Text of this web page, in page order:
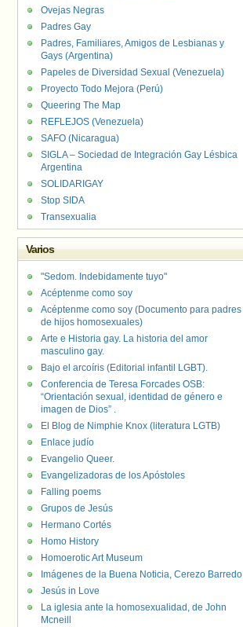
Ovejas Negras
Padres Gay
Padres, Familiares, Amigos de Lesbianas y
Gays (Argentina)
Papeles de Diversidad Sexual (Venezuela)
Proyecto Todo Mejora (Perú)
Queering The Map
REFLEJOS (Venezuela)
SAFO (Nicaragua)
SIGLA – Sociedad de Integración Gay Lésbica
Argentina
SOLIDARIGAY
Stop SIDA
Transexualia
Varios
"Sedom. Indebidamente tuyo"
Acéptenme como soy
Acéptenme como soy (Documento para padres
de hijos homosexuales)
Arte e Historia gay. La historia del amor
masculino gay.
Bajo el arcoíris (Editorial infantil LGBT).
Conferencia de Teresa Forcades OSB:
“Orientación sexual, identidad de género e
imagen de Dios” .
El Blog de Nimphie Knox (literatura LGTB)
Enlace judío
Evangelio Queer.
Evangelizadoras de los Apóstoles
Falling poems
Grupos de Jesús
Hermano Cortés
Homo History
Homoerotic Art Museum
Imágenes de la Buena Noticia, Cerezo Barredo
Jesús in Love
La iglesia ante la homosexualidad, de John
Mcneill